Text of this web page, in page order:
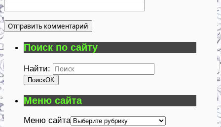
Поиск по сайту
Найти:
ПоискOK
Меню сайта
Меню сайта